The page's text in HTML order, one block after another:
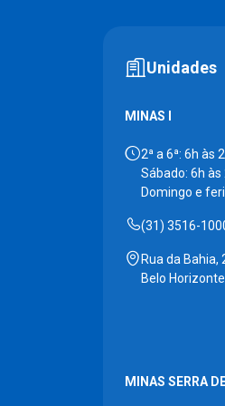
Unidades
MINAS I
2ª a 6ª: 6h às
Sábado: 6h às
Domingo e
(31) 3516-
Rua da Bahia,
Belo
MINAS SERRA